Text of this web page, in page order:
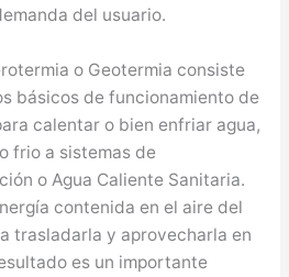
del usuario.
o Geotermia consiste
básicos de funcionamiento de
calentar o bien enfriar agua,
frio a sistemas de
o Agua Caliente Sanitaria.
contenida en el aire del
trasladarla y aprovecharla en
es un importante